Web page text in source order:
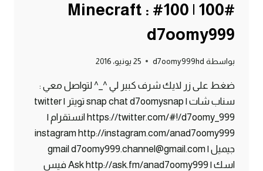
#100 | 100# Minecraft :
d7oomy999
بواسطة d7oomy999hd 25 يونيو، 2016
ضغط على زر لايك شرف كبير لي ^_^ لتواصل معي :
سناب شات | snap chat d7oomysnap تويتر | twitter
https://twitter.com/#!/d7oomy_999 انستقرام |
instagram http://instagram.com/anad7oomy999
جيميل | gmail d7oomy999.channel@gmail.com
اسك | Ask http://ask.fm/anad7oomy999 فيس